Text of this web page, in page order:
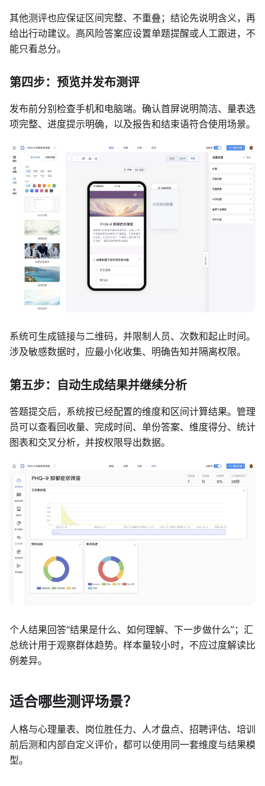
其他测评也应保证区间完整、不重叠；结论先说明含义，再
给出行动建议。高风险答案应设置单题提醒或人工跟进，不
能只看总分。
第四步：预览并发布测评
发布前分别检查手机和电脑端。确认首屏说明简洁、量表选
项完整、进度提示明确，以及报告和结束语符合使用场景。
系统可生成链接与二维码，并限制人员、次数和起止时间。
涉及敏感数据时，应最小化收集、明确告知并隔离权限。
第五步：自动生成结果并继续分析
答题提交后，系统按已经配置的维度和区间计算结果。管理
员可以查看回收量、完成时间、单份答案、维度得分、统计
图表和交叉分析，并按权限导出数据。
个人结果回答“结果是什么、如何理解、下一步做什么”；汇
总统计用于观察群体趋势。样本量较小时，不应过度解读比
例差异。
适合哪些测评场景？
人格与心理量表、岗位胜任力、人才盘点、招聘评估、培训
前后测和内部自定义评价，都可以使用同一套维度与结果模
型。